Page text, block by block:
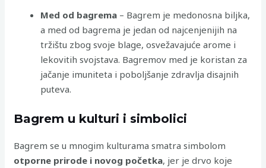
Med od bagrema – Bagrem je medonosna biljka,
a med od bagrema je jedan od najcenjenijih na
tržištu zbog svoje blage, osvežavajuće arome i
lekovitih svojstava. Bagremov med je koristan za
jačanje imuniteta i poboljšanje zdravlja disajnih
puteva.
Bagrem u kulturi i simbolici
Bagrem se u mnogim kulturama smatra simbolom
otporne prirode i novog početka, jer je drvo koje